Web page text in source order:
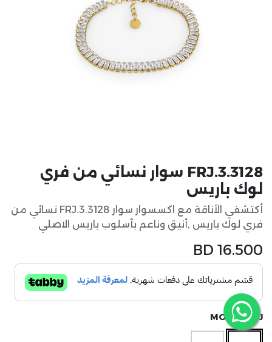
FRJ.3.3128 سوار نسائي من فري
لوك باريس
أكتشفي الأناقة مع اكسسوار سوار FRJ.3.3128 نسائي من
فري لوك باريس ,أنيق وناعم بأسلوب باريس الاصلي
16.500
MODEL FRJ